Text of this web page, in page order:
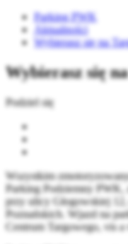
Parking PWK
Aktualności
Wybierasz się na
Wybierasz się
Podziel się
Wszystkim
Parking Podziemny
przy ulicy Głogowskiej
Poznańskich. Wjazd na
Centrum Targowego, vis